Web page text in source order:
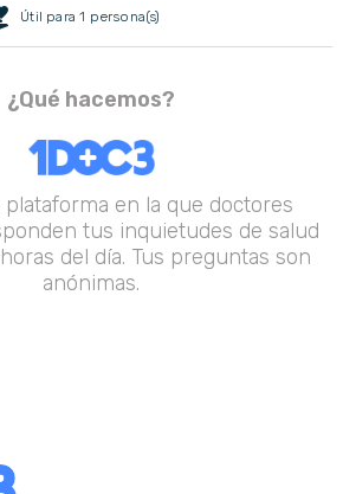
Útil para 1 persona(s)
¿Qué hacemos?
plataforma en la que doctores
tus inquietudes de salud
del día. Tus preguntas son
anónimas.